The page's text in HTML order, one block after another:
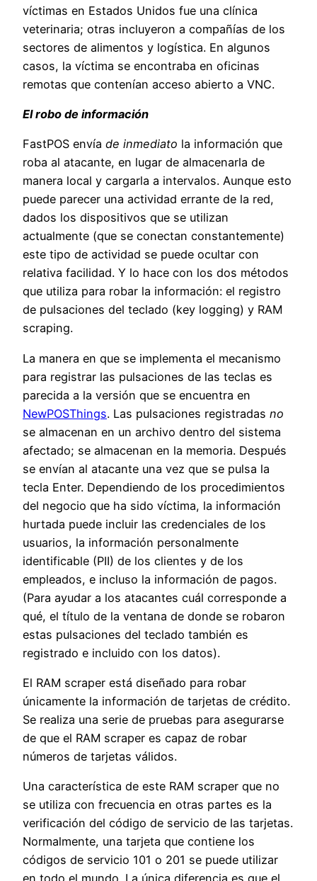
víctimas en Estados Unidos fue una clínica
veterinaria; otras incluyeron a compañías de los
sectores de alimentos y logística. En algunos
casos, la víctima se encontraba en oficinas
remotas que contenían acceso abierto a VNC.
El robo de información
FastPOS envía de inmediato la información que
roba al atacante, en lugar de almacenarla de
manera local y cargarla a intervalos. Aunque esto
puede parecer una actividad errante de la red,
dados los dispositivos que se utilizan
actualmente (que se conectan constantemente)
este tipo de actividad se puede ocultar con
relativa facilidad. Y lo hace con los dos métodos
que utiliza para robar la información: el registro
de pulsaciones del teclado (key logging) y RAM
scraping.
La manera en que se implementa el mecanismo
para registrar las pulsaciones de las teclas es
parecida a la versión que se encuentra en
NewPOSThings. Las pulsaciones registradas no
se almacenan en un archivo dentro del sistema
afectado; se almacenan en la memoria. Después
se envían al atacante una vez que se pulsa la
tecla Enter. Dependiendo de los procedimientos
del negocio que ha sido víctima, la información
hurtada puede incluir las credenciales de los
usuarios, la información personalmente
identificable (PII) de los clientes y de los
empleados, e incluso la información de pagos.
(Para ayudar a los atacantes cuál corresponde a
qué, el título de la ventana de donde se robaron
estas pulsaciones del teclado también es
registrado e incluido con los datos).
El RAM scraper está diseñado para robar
únicamente la información de tarjetas de crédito.
Se realiza una serie de pruebas para asegurarse
de que el RAM scraper es capaz de robar
números de tarjetas válidos.
Una característica de este RAM scraper que no
se utiliza con frecuencia en otras partes es la
verificación del código de servicio de las tarjetas.
Normalmente, una tarjeta que contiene los
códigos de servicio 101 o 201 se puede utilizar